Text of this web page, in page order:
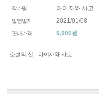
작가명 아이자와 사코
발행일자 2021/01/08
판매가격 9,900원
소설의 신 - 아이자와 사코